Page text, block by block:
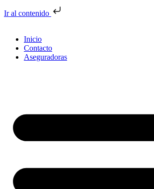
Ir al contenido
Inicio
Contacto
Aseguradoras